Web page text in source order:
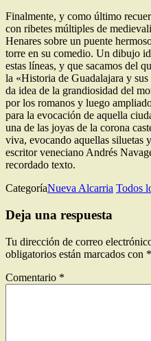
Finalmente, y como último
con ribetes múltiples de
Henares sobre un puente
torre en su comedio. Un dibujo
estas líneas, y que sacamos del
la «Historia de Guadalajara y
da idea de la grandiosidad del
por los romanos y luego
para la evocación de aquella
una de las joyas de la corona
viva, evocando aquellas siluetas
escritor veneciano Andrés
recordado texto.
CategoríaNueva Alcarria Todos
Deja una respuesta
Tu dirección de correo
obligatorios están marcados con *
Comentario *